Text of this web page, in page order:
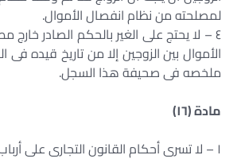
لمصلحته من نظام انفصال الأموال.
٤ – لا يحتج على الغير بالحكم الصادر
الأموال بين الزوجين إلا من تاريخ قيده فى
ملخصه فى صحيفة هذا السجل.
مادة (١٦)
١ – لا تسرى أحكام القانون التجارى على أرباب الحرف الصغيرة.